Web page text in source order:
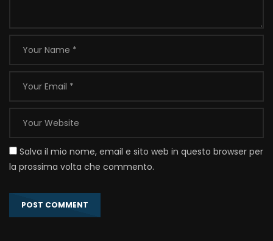
Salva il mio nome, email e sito web in questo browser per
la prossima volta che commento.